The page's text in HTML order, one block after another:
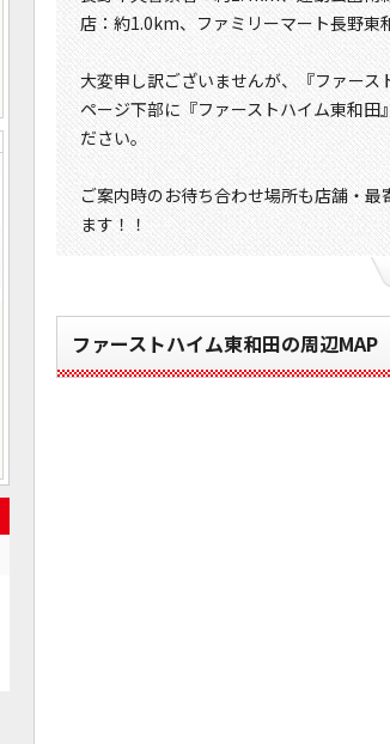
店：約1.0km、ファミリーマート長野東
大変申し訳ございませんが、『ファース
ページ下部に『ファーストハイム東和
ださい。
ご案内時のお待ち合わせ場所も店舗・
ます！！
ファーストハイム東和田の周辺MAP